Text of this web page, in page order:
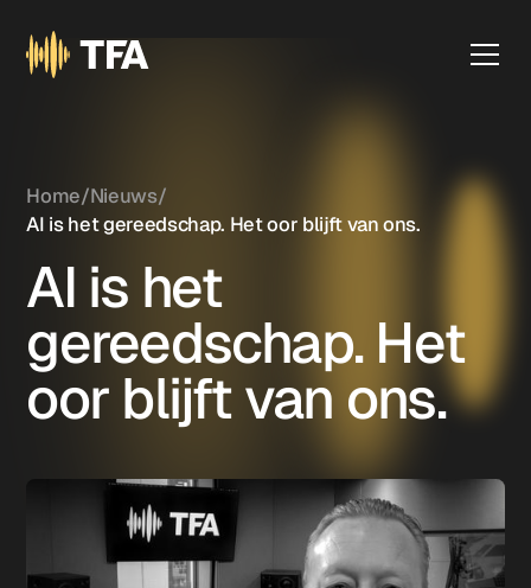
Home/Nieuws/
AI is het gereedschap. Het oor blijft van ons.
AI is het
gereedschap. Het
oor blijft van ons.